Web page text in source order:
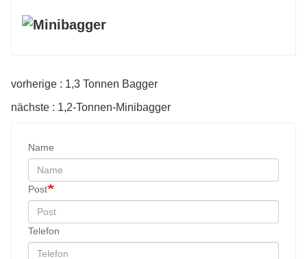
vorherige : 1,3 Tonnen Bagger
nächste : 1,2-Tonnen-Minibagger
Name
Post
Telefon